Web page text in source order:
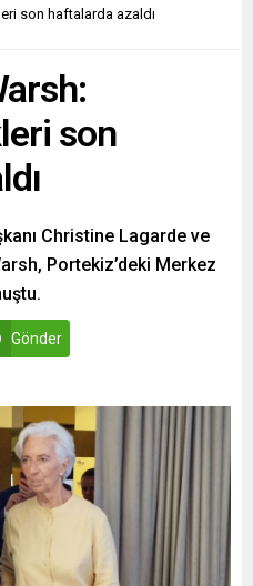
son haftalarda azaldı
son
Christine Lagarde ve
Portekiz’deki Merkez
Gönder